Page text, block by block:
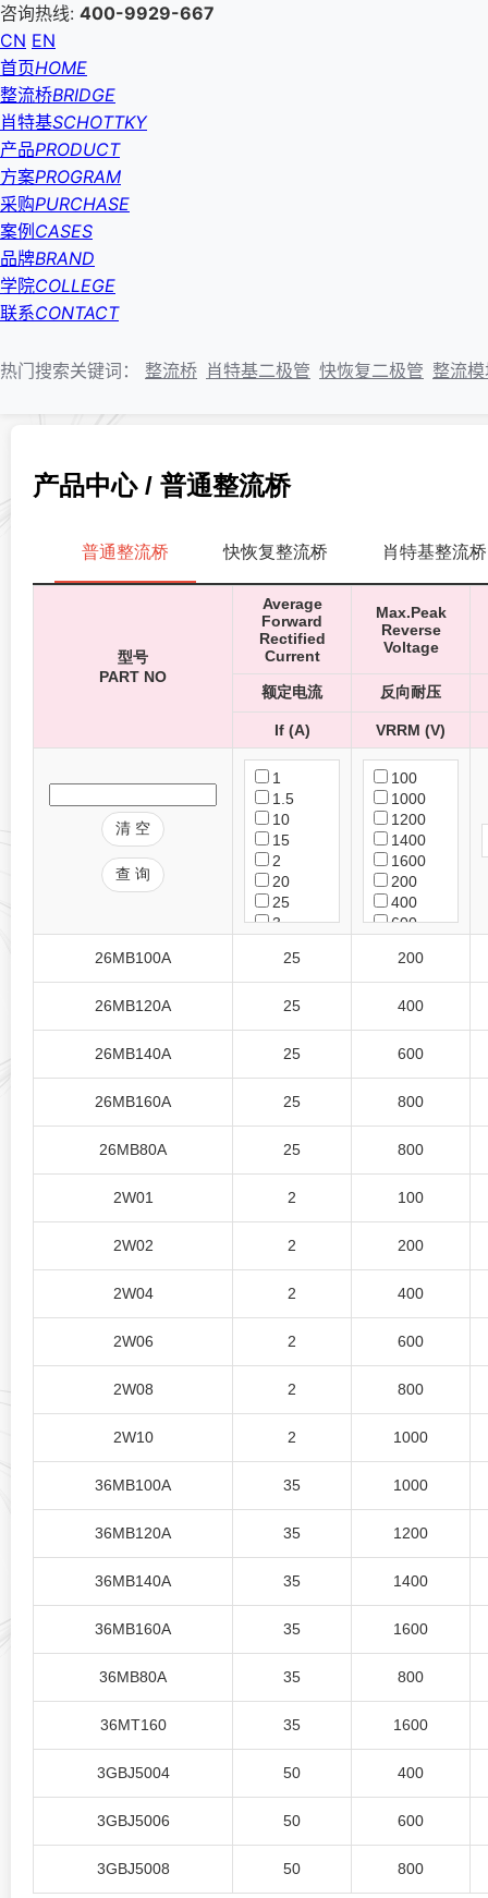
咨询热线: 400-9929-667
CN EN
首页HOME
整流桥BRIDGE
肖特基SCHOTTKY
产品PRODUCT
方案PROGRAM
采购PURCHASE
案例 CASES
品牌BRAND
学院COLLEGE
联系CONTACT
热门搜索关键词： 整流桥 肖特基二极管 快恢复二极管 整流